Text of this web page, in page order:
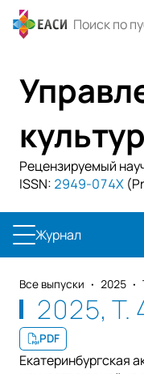
Рецензируемый
ISSN: 2949-074X
Журнал
Все выпуски 2025
2025, Т.
PDF
Екатеринбургская